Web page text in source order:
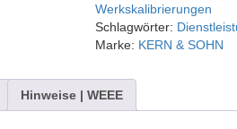
Werkskalibrierungen
Schlagwörter:
Marke: KERN & SOHN
Hinweise | WEEE